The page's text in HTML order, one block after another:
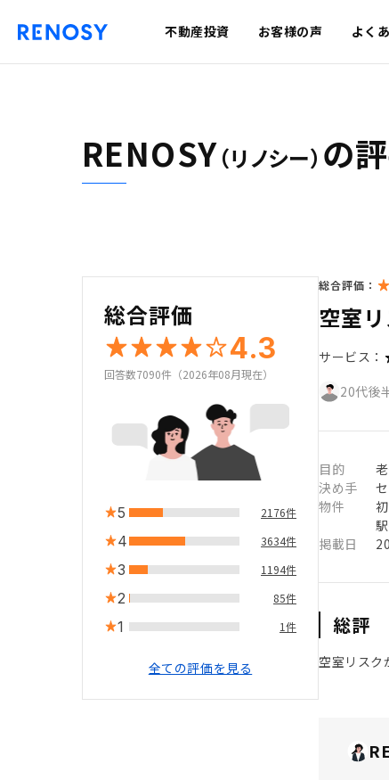
不動産投資 お客様の声 よく
RENOSY（リノシー） の
総合評価
4.3
回答数7090件（2026年08月現在）
5 2176件
4 3634件
3 1194件
2 85件
1 1件
全ての評価を見る
総合評価：
空室
サービス：
20代後
目的
決め手
物件
掲載日
総評
空室リスク